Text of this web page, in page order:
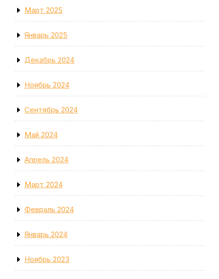
Март 2025
Январь 2025
Декабрь 2024
Ноябрь 2024
Сентябрь 2024
Май 2024
Апрель 2024
Март 2024
Февраль 2024
Январь 2024
Ноябрь 2023